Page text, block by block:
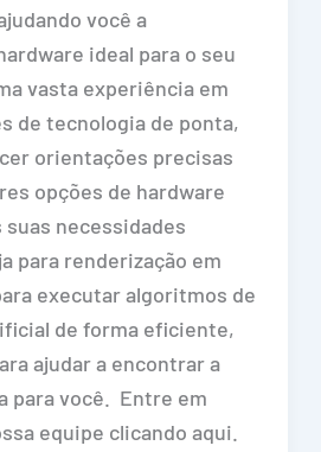
você a
ideal para o seu
vasta experiência em
de tecnologia de ponta,
orientações precisas
opções de hardware
suas necessidades
para renderização em
executar algoritmos de
de forma eficiente,
ajudar a encontrar a
para você. Entre em
equipe clicando aqui.